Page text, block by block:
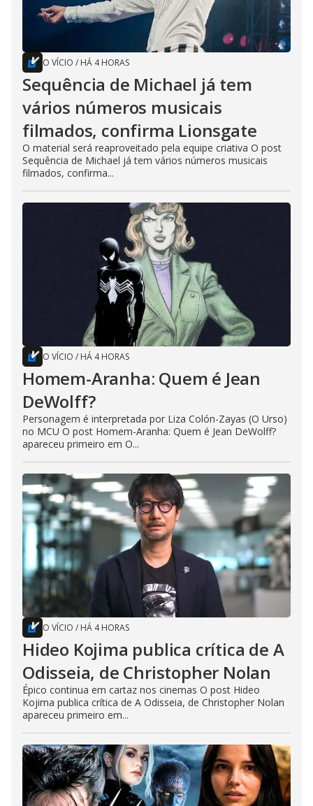
O VÍCIO / HÁ 4 HORAS
Sequência de Michael já tem
vários números musicais
filmados, confirma Lionsgate
O material será reaproveitado pela equipe criativa O post
Sequência de Michael já tem vários números musicais
filmados, confirma...
O VÍCIO / HÁ 4 HORAS
Homem-Aranha: Quem é Jean
DeWolff?
Personagem é interpretada por Liza Colón-Zayas (O Urso)
no MCU O post Homem-Aranha: Quem é Jean DeWolff?
apareceu primeiro em O...
O VÍCIO / HÁ 4 HORAS
Hideo Kojima publica crítica de A
Odisseia, de Christopher Nolan
Épico continua em cartaz nos cinemas O post Hideo
Kojima publica crítica de A Odisseia, de Christopher Nolan
apareceu primeiro em...